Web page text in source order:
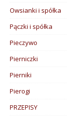
Owsianki i spółka
Pączki i spółka
Pieczywo
Pierniczki
Pierniki
Pierogi
PRZEPISY